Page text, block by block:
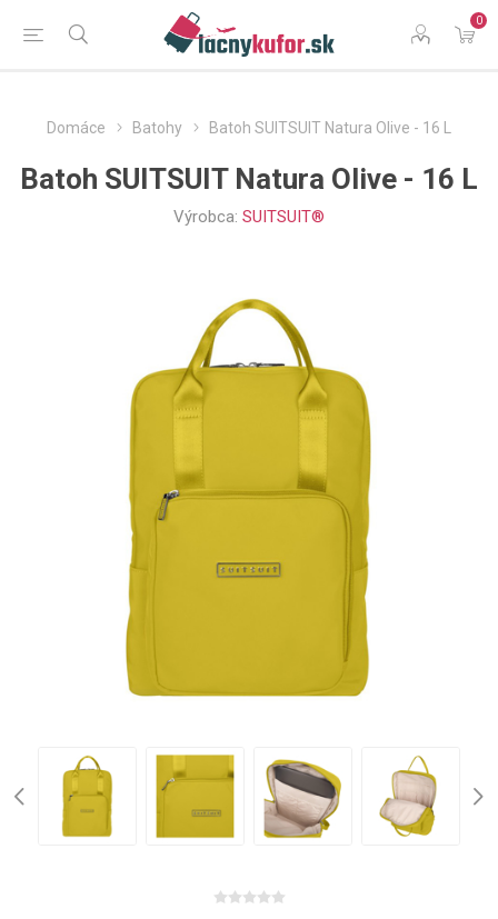
0
Domáce Batohy Batoh SUITSUIT Natura Olive - 16 L
Batoh SUITSUIT Natura Olive - 16 L
Výrobca: SUITSUIT®